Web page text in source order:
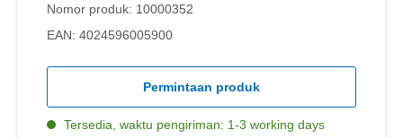
Nomor produk: 10000352
EAN: 4024596005900
Permintaan produk
Tersedia, waktu pengiriman: 1-3 working days